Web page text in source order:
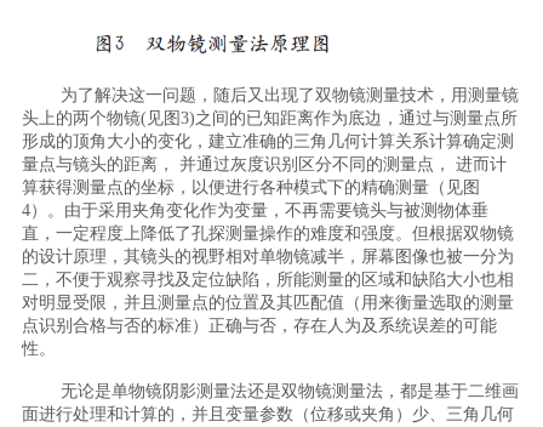
为了解决这一问题，随后又出现了双物镜测量技术，用测量镜
头上的两个物镜(见图3)之间的已知距离作为底边，通过与测量点所
形成的顶角大小的变化，建立准确的三角几何计算关系计算确定测
量点与镜头的距离， 并通过灰度识别区分不同的测量点， 进而计
算获得测量点的坐标，以便进行各种模式下的精确测量（见图
4）。由于采用夹角变化作为变量，不再需要镜头与被测物体垂
直，一定程度上降低了孔探测量操作的难度和强度。但根据双物镜
的设计原理，其镜头的视野相对单物镜减半，屏幕图像也被一分为
二，不便于观察寻找及定位缺陷，所能测量的区域和缺陷大小也相
对明显受限，并且测量点的位置及其匹配值（用来衡量选取的测量
点识别合格与否的标准）正确与否，存在人为及系统误差的可能
性。
无论是单物镜阴影测量法还是双物镜测量法，都是基于二维画
面进行处理和计算的，并且变量参数（位移或夹角）少、三角几何